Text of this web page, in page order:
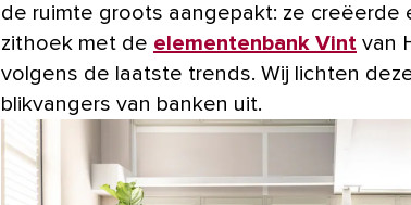
de ruimte groots aangepakt: ze creëerde
zithoek met de elementenbank Vint van
volgens de laatste trends. Wij lichten
blikvangers van banken uit.